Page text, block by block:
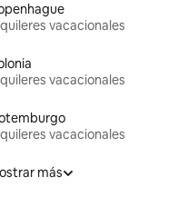
vacacionales
vacacionales
vacacionales
más